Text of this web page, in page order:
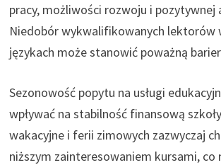
pracy, możliwości rozwoju i pozytywnej
Niedobór wykwalifikowanych lektorów
językach może stanowić poważną
Sezonowość popytu na usługi
wpływać na stabilność finansową
wakacyjne i ferii zimowych zazwyczaj
niższym zainteresowaniem kursami, co